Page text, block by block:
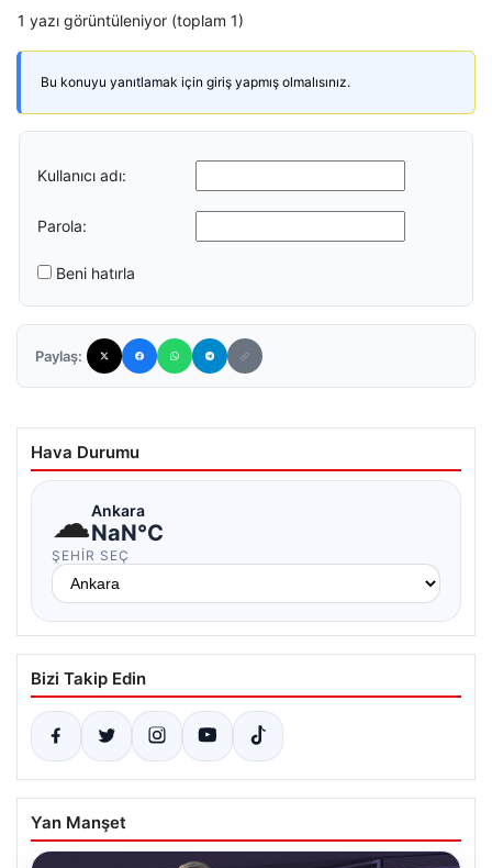
1 yazı görüntüleniyor (toplam 1)
Bu konuyu yanıtlamak için giriş yapmış olmalısınız.
Kullanıcı adı:
Parola:
Beni hatırla
Paylaş:
Hava Durumu
☁Ankara
NaN°C
ŞEHIR SEÇ
Bizi Takip Edin
Yan Manşet